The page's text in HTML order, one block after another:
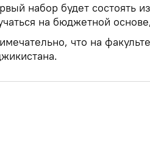
набор будет состоять
на бюджетной
что на